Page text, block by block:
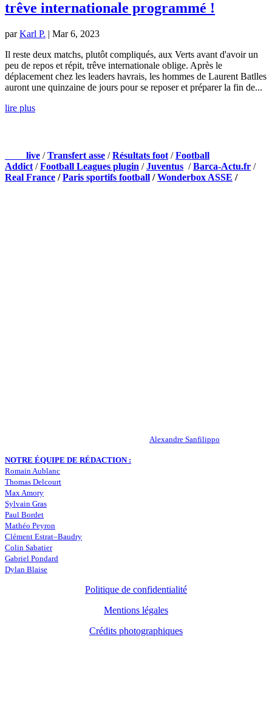
trêve internationale programmé !
parKarl P. | Mar 6, 2023
Il reste deux matchs, plutôt compliqués, aux Verts avant d'avoir un
peu de repos et répit, trêve internationale oblige. Après le
déplacement chez les leaders havrais, les hommes de Laurent Batlles
auront une quinzaine de jours pour se reposer et préparer la fin de...
lire plus
live /Transfert asse /Résultats foot /Football
Addict /Football Leagues plugin /Juventus /Barca-Actu.fr /
Real France /Paris sportifs football /Wonderbox ASSE /
Alexandre Sanfilippo
NOTRE ÉQUIPE DE RÉDACTION :
Romain Aublanc
Thomas Delcourt
Max Amory
Sylvain Gras
Paul Bordet
Mathéo Peyron
Clément Estrat–Baudry
Colin Sabatier
Gabriel Pondard
Dylan Blaise
Politique de confidentialité
Mentions légales
Crédits photographiques